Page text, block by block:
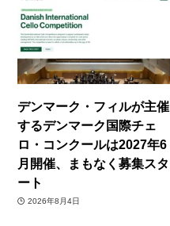
デンマーク・フィルが主催
するデンマーク国際チェ
ロ・コンクールは2027年6
月開催、まもなく募集スタ
ート
2026年8月4日